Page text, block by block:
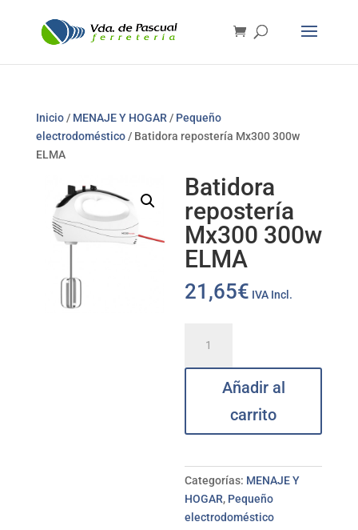
Inicio/ MENAJE Y HOGAR / Pequeño
electrodoméstico/ Batidora repostería Mx300 300w
ELMA
Batidora
repostería
Mx300 300w
ELMA
21,65€ IVA Incl.
repostería
Mx300
Añadir al
carrito
Categorías: MENAJE Y
HOGAR, Pequeño
electrodoméstico